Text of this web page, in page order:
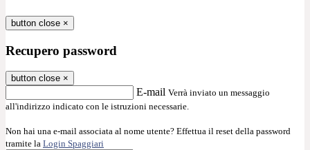
button close ×
Recupero password
button close ×
E-mail Verrà inviato un messaggio
all'indirizzo indicato con le istruzioni necessarie.
Non hai una e-mail associata al nome utente? Effettua il reset della password
tramite la Login Spaggiari